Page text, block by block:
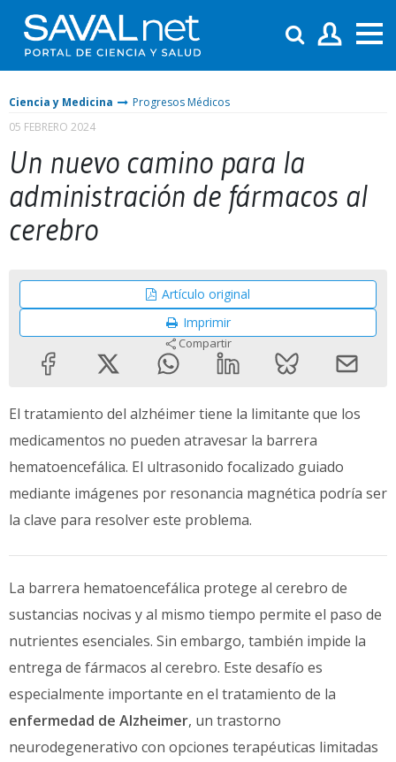
Ciencia y Medicina
Progresos Médicos
05 FEBRERO 2024
Un nuevo camino para la
administración de fármacos al
cerebro
Artículo original
Imprimir
Compartir
El tratamiento del alzhéimer tiene la limitante que los
medicamentos no pueden atravesar la barrera
hematoencefálica. El ultrasonido focalizado guiado
mediante imágenes por resonancia magnética podría ser
la clave para resolver este problema.
La barrera hematoencefálica protege al cerebro de
sustancias nocivas y al mismo tiempo permite el paso de
nutrientes esenciales. Sin embargo, también impide la
entrega de fármacos al cerebro. Este desafío es
especialmente importante en el tratamiento de la
enfermedad de Alzheimer, un trastorno
neurodegenerativo con opciones terapéuticas limitadas